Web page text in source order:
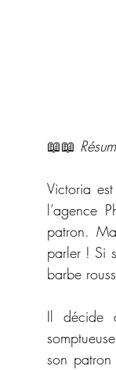
📖📖
Victoria
l’agence
patron.
parler ! Si
barbe
Il décide
son